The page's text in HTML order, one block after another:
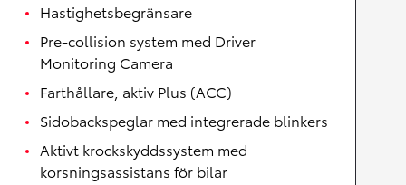
Hastighetsbegränsare
Pre-collision system med Driver
Monitoring Camera
Farthållare, aktiv Plus (ACC)
Sidobackspeglar med integrerade blinkers
Aktivt krockskyddssystem med
korsningsassistans för bilar